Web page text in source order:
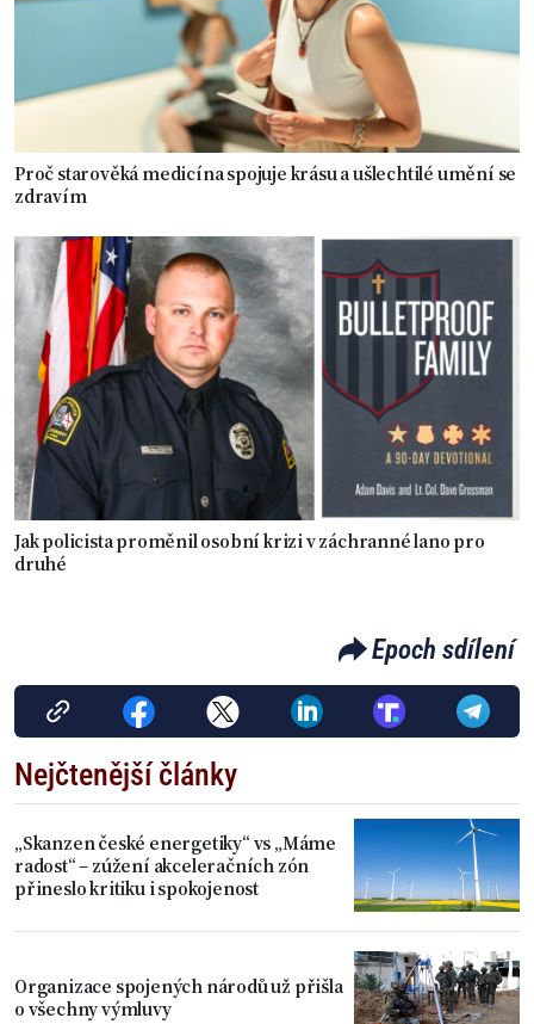
Proč starověká medicína spojuje krásu a ušlechtilé umění se
zdravím
Jak policista proměnil osobní krizi v záchranné lano pro
druhé
Epoch sdílení
Nejčtenější články
„Skanzen české energetiky“ vs „Máme
radost“ – zúžení akceleračních zón
přineslo kritiku i spokojenost
Organizace spojených národů už přišla
o všechny výmluvy